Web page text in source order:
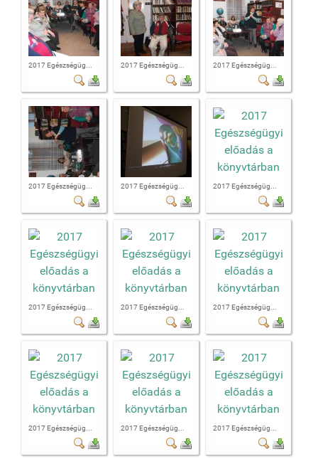
2017 Egészségüg... 2017 Egészségüg... 2017 Egészségüg...
2017 Egészségüg... 2017 Egészségüg... 2017 Egészségüg...
2017 Egészségüg... 2017 Egészségüg... 2017 Egészségüg...
2017 Egészségüg... 2017 Egészségüg... 2017 Egészségüg...